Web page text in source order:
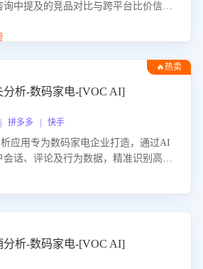
询中提及的竞品对比与跨平台比价信
交叉对比，并分析消费者的比价行
突出产品与服务优势，有效提升咨询转
格竞争，实现精准扬长避短。
🔥热卖
分析-数码家电-[VOC AI]
拼多多 | 快手
应用专为数码家电企业打造，通过AI
会话、评论及行为数据，精准识别高流
等。系统自动输出可落地的挽回策
分析-数码家电-[VOC AI]